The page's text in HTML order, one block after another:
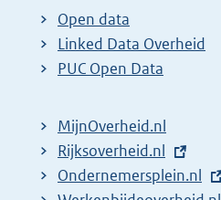
t
e
r
l
i
n
Open data
Linked Data Overheid
PUC Open Data
MijnOverheid.nl
E
x
Rijksoverheid.nl
E
Ondernemersplein.nl